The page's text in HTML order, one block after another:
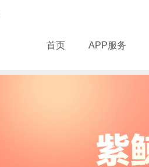
首页 APP服务